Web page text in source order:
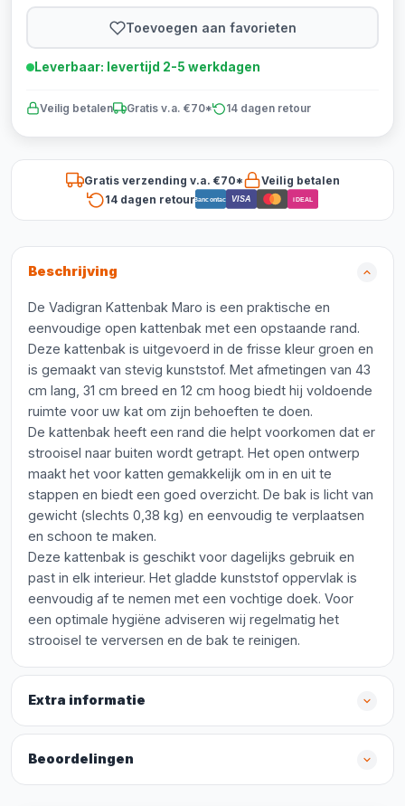
Toevoegen aan favorieten
Leverbaar: levertijd 2-5 werkdagen
Veilig betalen Gratis v.a. €70* 14 dagen retour
Gratis verzending v.a. €70*
Veilig betalen
14 dagen retourBancontact VISA iDEAL
Beschrijving
De Vadigran Kattenbak Maro is een praktische en
eenvoudige open kattenbak met een opstaande rand.
Deze kattenbak is uitgevoerd in de frisse kleur groen en
is gemaakt van stevig kunststof. Met afmetingen van 43
cm lang, 31 cm breed en 12 cm hoog biedt hij voldoende
ruimte voor uw kat om zijn behoeften te doen.
De kattenbak heeft een rand die helpt voorkomen dat er
strooisel naar buiten wordt getrapt. Het open ontwerp
maakt het voor katten gemakkelijk om in en uit te
stappen en biedt een goed overzicht. De bak is licht van
gewicht (slechts 0,38 kg) en eenvoudig te verplaatsen
en schoon te maken.
Deze kattenbak is geschikt voor dagelijks gebruik en
past in elk interieur. Het gladde kunststof oppervlak is
eenvoudig af te nemen met een vochtige doek. Voor
een optimale hygiëne adviseren wij regelmatig het
strooisel te verversen en de bak te reinigen.
Extra informatie
Beoordelingen